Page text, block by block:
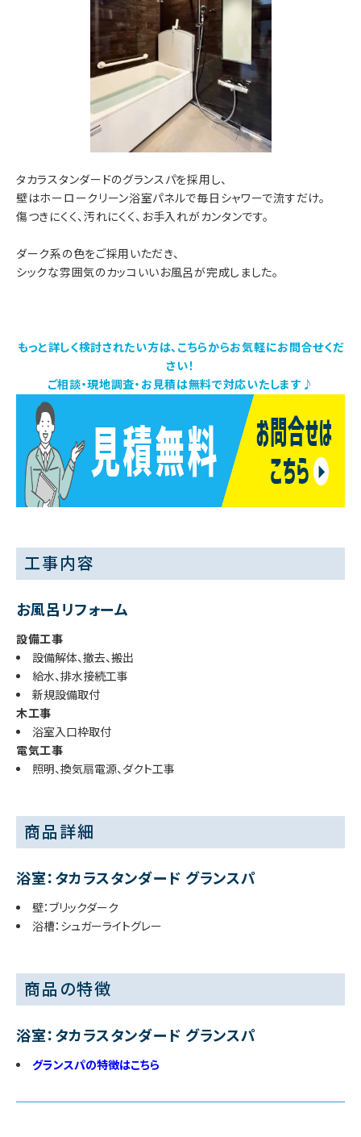
タカラスタンダードのグランスパを採用し、
壁はホーロークリーン浴室パネルで毎日シャワーで流すだけ。
傷つきにくく、汚れにくく、お手入れがカンタンです。
ダーク系の色をご採用いただき、
シックな雰囲気のカッコいいお風呂が完成しました。
もっと詳しく検討されたい方は、こちらからお気軽にお問合せくだ
さい！
ご相談・現地調査・お見積は無料で対応いたします♪
工事内容
お風呂リフォーム
設備工事
設備解体、撤去、搬出
給水、排水接続工事
新規設備取付
木工事
浴室入口枠取付
電気工事
照明、換気扇電源、ダクト工事
商品詳細
浴室：タカラスタンダード グランスパ
壁：ブリックダーク
浴槽：シュガーライトグレー
商品の特徴
浴室：タカラスタンダード グランスパ
グランスパの特徴はこちら